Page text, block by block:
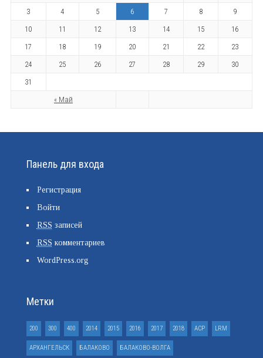
« Май
3
4 5 6 7 8
9
10
11 12 13 14 15
16
17
18 19 20 21 22
23
24
25 26 27 28 29
30
31
Панель для входа
Регистрация
Войти
RSS записей
RSS комментариев
WordPress.org
Метки
200 300 400 2014 2015 2016 2017 2018 ACP LRM
АРХАНГЕЛЬСК БАЛАКОВО БАЛАКОВО-ВОЛГА